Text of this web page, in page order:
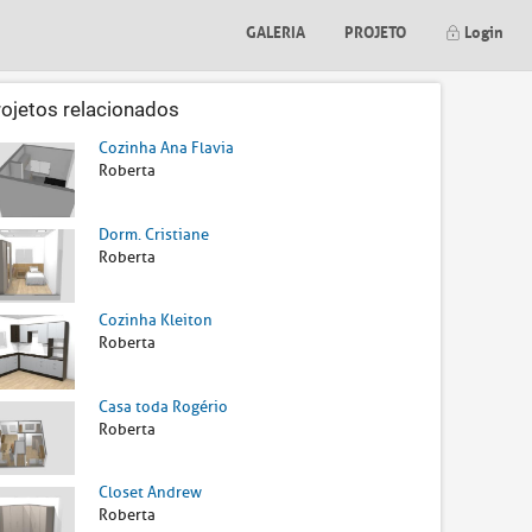
GALERIA PROJETO Login
relacionados
Cozinha Ana Flavia
Roberta
Dorm. Cristiane
Roberta
Cozinha Kleiton
Roberta
Casa toda Rogério
Roberta
Closet Andrew
Roberta